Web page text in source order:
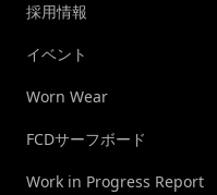
採用情報
イベント
Worn Wear
FCDサーフボード
Work in Progress Report